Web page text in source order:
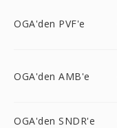
OGA'den PVF'e
OGA'den AMB'e
OGA'den SNDR'e